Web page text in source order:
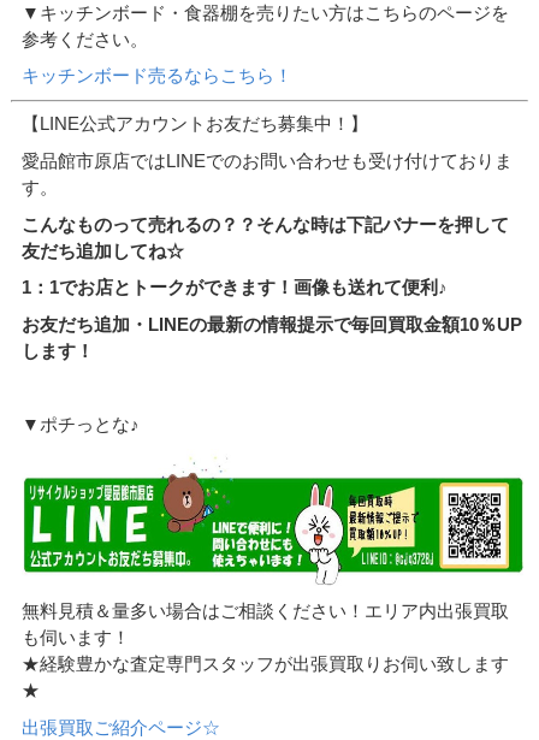
▼キッチンボード・食器棚を売りたい方はこちらのページを
参考ください。
キッチンボード売るならこちら！
【LINE公式アカウントお友だち募集中！】
愛品館市原店ではLINEでのお問い合わせも受け付けておりま
す。
こんなものって売れるの？？そんな時は下記バナーを押して
友だち追加してね☆
1：1でお店とトークができます！画像も送れて便利♪
お友だち追加・LINEの最新の情報提示で毎回買取金額10％UP
します！
▼ポチっとな♪
無料見積＆量多い場合はご相談ください！エリア内出張買取
も伺います！
★経験豊かな査定専門スタッフが出張買取りお伺い致します
★
出張買取ご紹介ページ☆